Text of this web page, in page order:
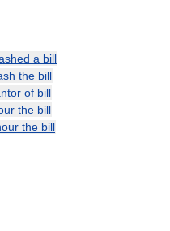
a bill
the bill
of bill
the bill
the bill